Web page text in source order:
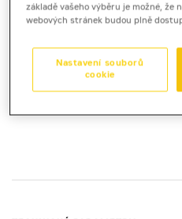
základě vašeho výběru je možné, že
webových stránek budou plně
Nastavení souborů
cookie